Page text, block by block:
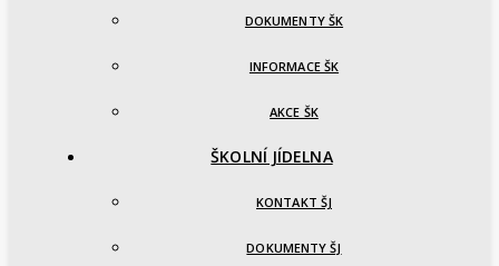
DOKUMENTY ŠK
INFORMACE ŠK
AKCE ŠK
ŠKOLNÍ JÍDELNA
KONTAKT ŠJ
DOKUMENTY ŠJ